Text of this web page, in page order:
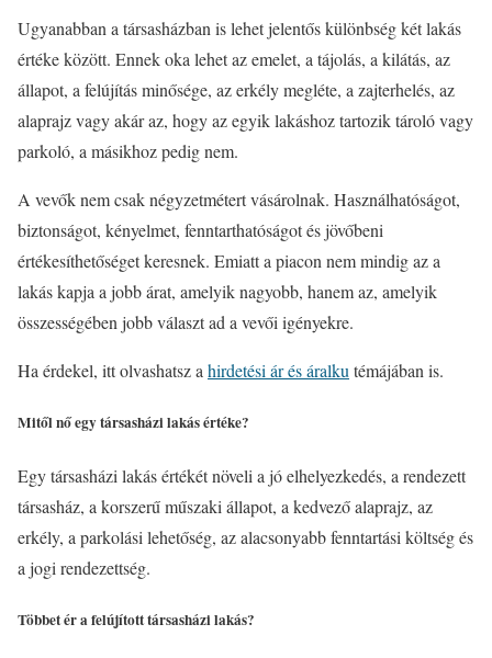
Ugyanabban a társasházban is lehet jelentős különbség két lakás
értéke között. Ennek oka lehet az emelet, a tájolás, a kilátás, az
állapot, a felújítás minősége, az erkély megléte, a zajterhelés, az
alaprajz vagy akár az, hogy az egyik lakáshoz tartozik tároló vagy
parkoló, a másikhoz pedig nem.
A vevők nem csak négyzetmétert vásárolnak. Használhatóságot,
biztonságot, kényelmet, fenntarthatóságot és jövőbeni
értékesíthetőséget keresnek. Emiatt a piacon nem mindig az a
lakás kapja a jobb árat, amelyik nagyobb, hanem az, amelyik
összességében jobb választ ad a vevői igényekre.
Ha érdekel, itt olvashatsz a hirdetési ár és áralku témájában is.
Mitől nő egy társasházi lakás értéke?
Egy társasházi lakás értékét növeli a jó elhelyezkedés, a rendezett
társasház, a korszerű műszaki állapot, a kedvező alaprajz, az
erkély, a parkolási lehetőség, az alacsonyabb fenntartási költség és
a jogi rendezettség.
Többet ér a felújított társasházi lakás?